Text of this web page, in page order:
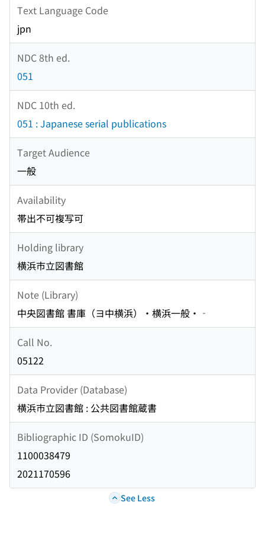
Text Language Code
jpn
NDC 8th ed.
051
NDC 10th ed.
051 : Japanese serial publications
Target Audience
一般
Availability
帯出不可複写可
Holding library
横浜市立図書館
Note (Library)
中央図書館 書庫（ヨ中横浜）・横浜一般・‐
Call No.
05122
Data Provider (Database)
横浜市立図書館 : 公共図書館蔵書
Bibliographic ID (SomokuID)
1100038479
2021170596
See Less